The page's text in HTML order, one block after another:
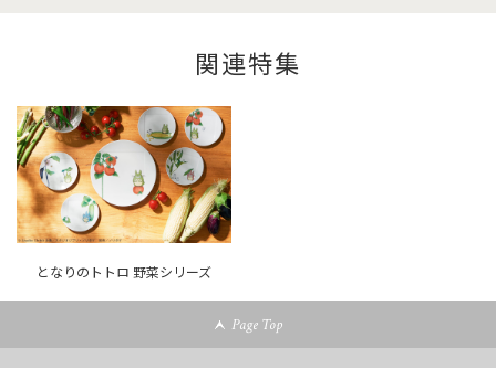
関連特集
となりのトトロ 野菜シリーズ
Page Top